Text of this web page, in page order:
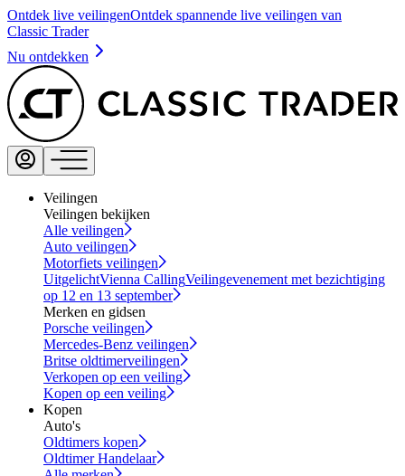
Ontdek live veilingenOntdek spannende live veilingen van
Classic Trader
Nu ontdekken
Veilingen
Veilingen bekijken
Alle veilingen
Auto veilingen
Motorfiets veilingen
UitgelichtVienna CallingVeilingevenement met bezichtiging
op 12 en 13 september
Merken en gidsen
Porsche veilingen
Mercedes-Benz veilingen
Britse oldtimerveilingen
Verkopen op een veiling
Kopen op een veiling
Kopen
Auto's
Oldtimers kopen
Oldtimer Handelaar